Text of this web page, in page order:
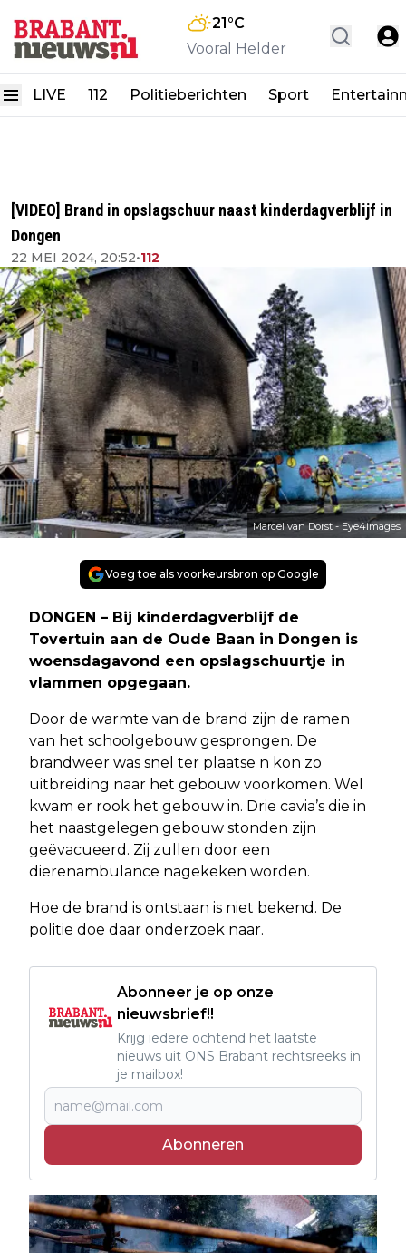
21 °C
Vooral Helder
LIVE 112 Politieberichten Sport
[VIDEO] Brand in opslagschuur naast kinderdagverblijf in
Dongen
22 MEI 2024, 20:52•112
Marcel van Dorst - Eye4images
Voeg toe als voorkeursbron op Google
DONGEN – Bij kinderdagverblijf de
Tovertuin aan de Oude Baan in Dongen is
woensdagavond een opslagschuurtje in
vlammen opgegaan.
Door de warmte van de brand zijn de ramen
van het schoolgebouw gesprongen. De
brandweer was snel ter plaatse n kon zo
uitbreiding naar het gebouw voorkomen. Wel
kwam er rook het gebouw in. Drie cavia’s die in
het naastgelegen gebouw stonden zijn
geëvacueerd. Zij zullen door een
dierenambulance nagekeken worden.
Hoe de brand is ontstaan is niet bekend. De
politie doe daar onderzoek naar.
Abonneer je op onze
nieuwsbrief!!
Krijg iedere ochtend het laatste
nieuws uit ONS Brabant rechtsreeks in
je mailbox!
Abonneren